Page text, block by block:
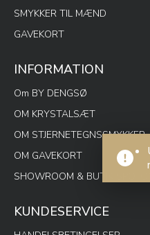
SMYKKER TIL MÆND
GAVEKORT
INFORMATION
Om BY DENGSØ
OM KRYSTALSÆT
OM STJERNETEGNSSMYKKER
OM GAVEKORT
SHOWROOM & BUTIK SPOTON
KUNDESERVICE